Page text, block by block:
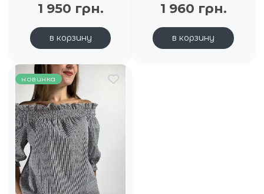
1 950 грн.
в корзину
1 960 грн.
в корзину
новинка